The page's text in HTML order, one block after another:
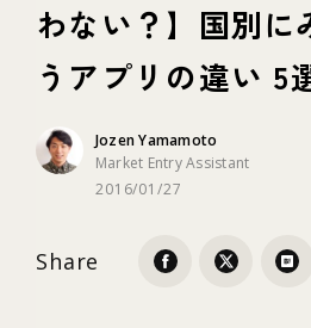
テクノ
わない？】国別に
うアプリの違い 5
Jozen Yamamoto
Market Entry Assistant
2016/01/27
Share